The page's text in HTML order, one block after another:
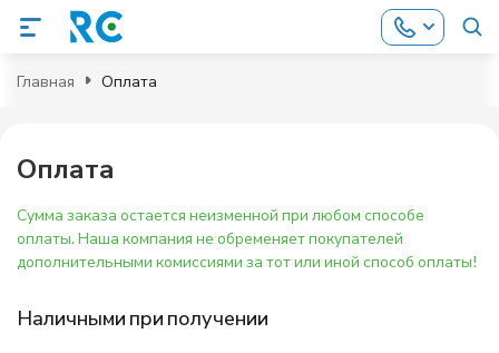
Главная Оплата
Оплата
Сумма заказа остается неизменной при любом способе
оплаты. Наша компания не обременяет покупателей
дополнительными комиссиями за тот или иной способ оплаты!
Наличными при получении